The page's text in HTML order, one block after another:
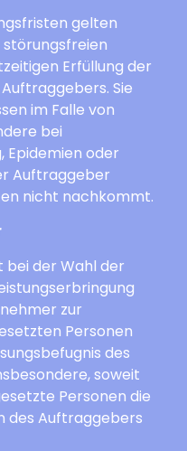
gelten
Erfüllung der
Sie
im Falle von
bei
Epidemien oder
Auftraggeber
nicht nachkommt.
bei der Wahl der
zur
Personen
des
soweit
Personen die
des Auftraggebers